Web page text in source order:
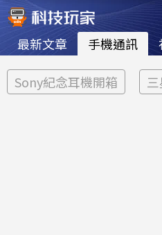
最新文章 手機通訊
Sony紀念耳機開箱